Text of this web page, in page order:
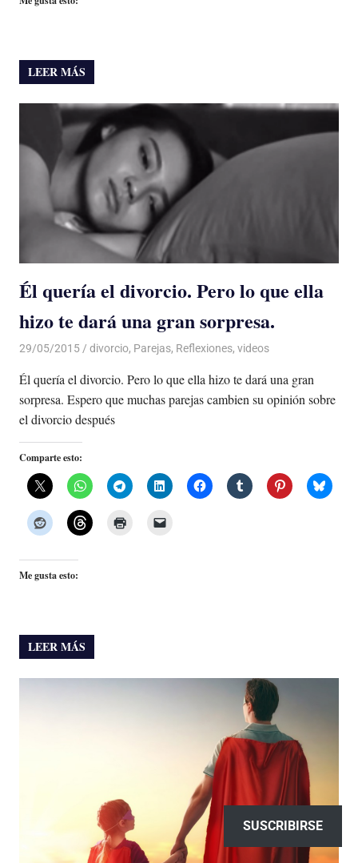
LEER MÁS
Él quería el divorcio. Pero lo que ella
hizo te dará una gran sorpresa.
29/05/2015 Luis Castellanos
divorcio, Parejas, Reflexiones, videos
Él quería el divorcio. Pero lo que ella hizo te dará una gran
sorpresa. Espero que muchas parejas cambien su opinión sobre
el divorcio después
Comparte esto:
Me gusta esto:
LEER MÁS
SUSCRIBIRSE